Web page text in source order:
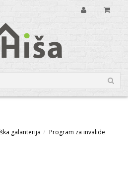
galanterija Program za invalide